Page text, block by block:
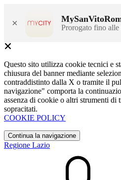
× Prorogato fino alle
Questo sito utilizza cookie tecnici e
chiusura del banner mediante
contraddistinto dalla X o tramite il
navigazione" comporta la
assenza di cookie o altri strumenti di
sopracitati.
COOKIE POLICY
Continua la navigazione
Regione Lazio